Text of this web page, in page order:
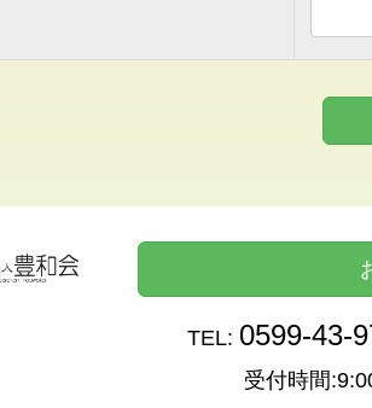
TEL: 0599-43-
受付時間